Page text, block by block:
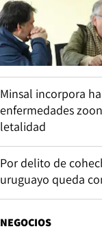
Minsal incorpora
enfermedades
letalidad
Por delito de
uruguayo queda
NEGOCIOS